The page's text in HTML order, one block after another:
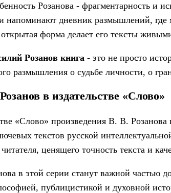
Розанова - фрагментарность и
напоминают дневник размышлений,
форма делает его тексты
Розанов книга - это не просто
размышления о судьбе личности, о
в издательстве «Слово»
«Слово» произведения В. В. Розанова
текстов русской
ценящего точность текста и
в этой серии станут важной частью
публицистикой и духовной